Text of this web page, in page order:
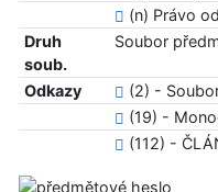
(n) Právo
Druh
soub.
Soubor
Odkazy
(2) -
(19) -
(112) -